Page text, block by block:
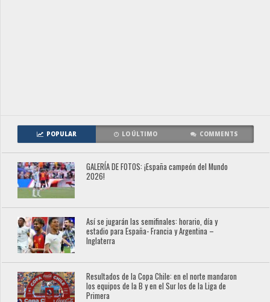
POPULAR LO ÚLTIMO COMMENTS
GALERÍA DE FOTOS: ¡España campeón del Mundo
2026!
Así se jugarán las semifinales: horario, día y
estadio para España- Francia y Argentina –
Inglaterra
Resultados de la Copa Chile: en el norte mandaron
los equipos de la B y en el Sur los de la Liga de
Primera